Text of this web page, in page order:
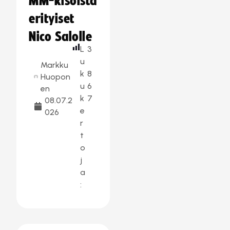
erityiset
Nico Salolle
Markku
Huopon
en
08.07.2
026
L
u
k
u
k
e
r
t
o
j
a
:
3
8
6
7